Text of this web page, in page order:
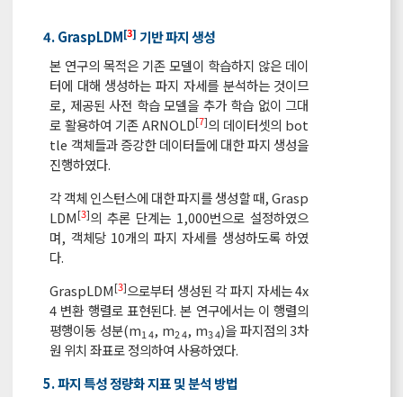
4. GraspLDM[3] 기반 파지 생성
본 연구의 목적은 기존 모델이 학습하지 않은 데이
터에 대해 생성하는 파지 자세를 분석하는 것이므
로, 제공된 사전 학습 모델을 추가 학습 없이 그대
로 활용하여 기존 ARNOLD[7]의 데이터셋의 bot
tle 객체들과 증강한 데이터들에 대한 파지 생성을
진행하였다.
각 객체 인스턴스에 대한 파지를 생성할 때, Grasp
LDM[3]의 추론 단계는 1,000번으로 설정하였으
며, 객체당 10개의 파지 자세를 생성하도록 하였
다.
GraspLDM[3]으로부터 생성된 각 파지 자세는 4x
4 변환 행렬로 표현된다. 본 연구에서는 이 행렬의
평행이동 성분(m1 4, m2 4, m3 4)을 파지점의 3차
원 위치 좌표로 정의하여 사용하였다.
5. 파지 특성 정량화 지표 및 분석 방법